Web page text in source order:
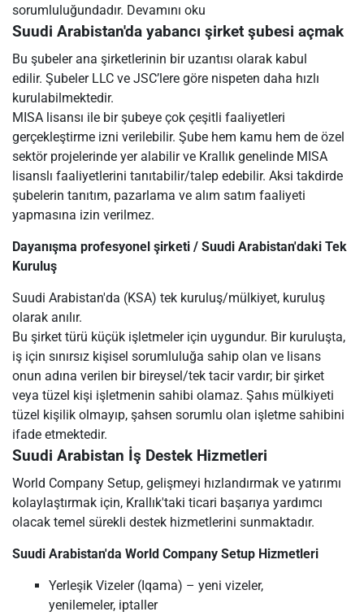
sorumluluğundadır. Devamını oku
Suudi Arabistan'da yabancı şirket şubesi açmak
Bu şubeler ana şirketlerinin bir uzantısı olarak kabul
edilir. Şubeler LLC ve JSC’lere göre nispeten daha hızlı
kurulabilmektedir.
MISA lisansı ile bir şubeye çok çeşitli faaliyetleri
gerçekleştirme izni verilebilir. Şube hem kamu hem de özel
sektör projelerinde yer alabilir ve Krallık genelinde MISA
lisanslı faaliyetlerini tanıtabilir/talep edebilir. Aksi takdirde
şubelerin tanıtım, pazarlama ve alım satım faaliyeti
yapmasına izin verilmez.
Dayanışma profesyonel şirketi / Suudi Arabistan'daki Tek
Kuruluş
Suudi Arabistan'da (KSA) tek kuruluş/mülkiyet, kuruluş
olarak anılır.
Bu şirket türü küçük işletmeler için uygundur. Bir kuruluşta,
iş için sınırsız kişisel sorumluluğa sahip olan ve lisans
onun adına verilen bir bireysel/tek tacir vardır; bir şirket
veya tüzel kişi işletmenin sahibi olamaz. Şahıs mülkiyeti
tüzel kişilik olmayıp, şahsen sorumlu olan işletme sahibini
ifade etmektedir.
Suudi Arabistan İş Destek Hizmetleri
World Company Setup, gelişmeyi hızlandırmak ve yatırımı
kolaylaştırmak için, Krallık'taki ticari başarıya yardımcı
olacak temel sürekli destek hizmetlerini sunmaktadır.
Suudi Arabistan'da World Company Setup Hizmetleri
Yerleşik Vizeler (Iqama) – yeni vizeler,
yenilemeler, iptaller